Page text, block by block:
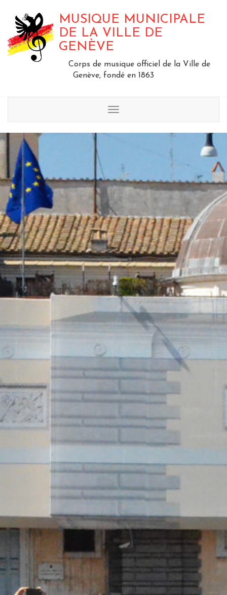
MUSIQUE MUNICIPALE
DE LA VILLE DE
GENÈVE
Corps de musique officiel de la Ville de
Genève, fondé en 1863
Menu